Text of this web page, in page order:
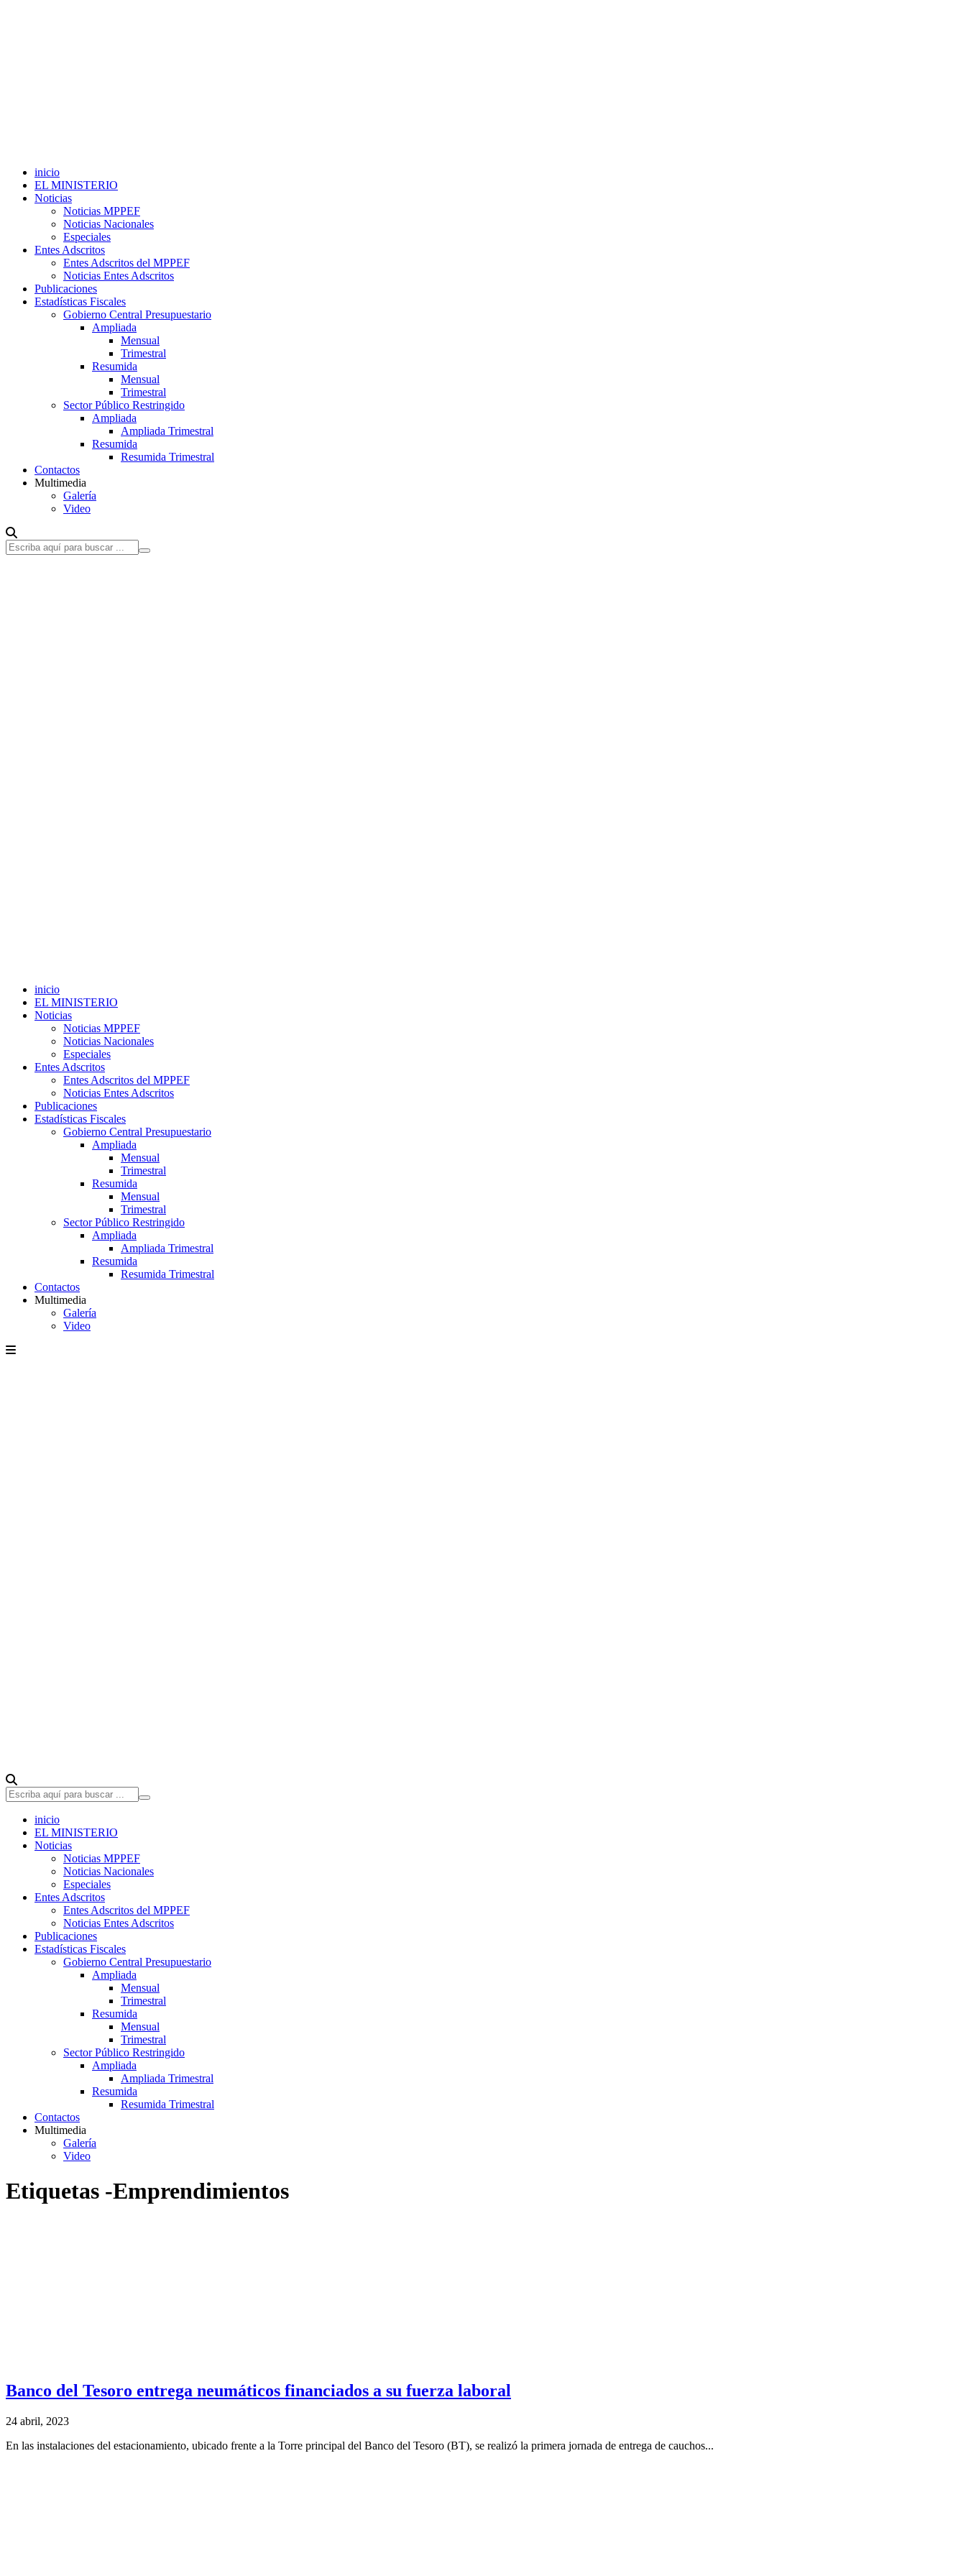
inicio
EL MINISTERIO
Noticias
Noticias MPPEF
Noticias Nacionales
Especiales
Entes Adscritos
Entes Adscritos del MPPEF
Noticias Entes Adscritos
Publicaciones
Estadísticas Fiscales
Gobierno Central Presupuestario
Ampliada
Mensual
Trimestral
Resumida
Mensual
Trimestral
Sector Público Restringido
Ampliada
Ampliada Trimestral
Resumida
Resumida Trimestral
Contactos
Multimedia
Galería
Video
inicio
EL MINISTERIO
Noticias
Noticias MPPEF
Noticias Nacionales
Especiales
Entes Adscritos
Entes Adscritos del MPPEF
Noticias Entes Adscritos
Publicaciones
Estadísticas Fiscales
Gobierno Central Presupuestario
Ampliada
Mensual
Trimestral
Resumida
Mensual
Trimestral
Sector Público Restringido
Ampliada
Ampliada Trimestral
Resumida
Resumida Trimestral
Contactos
Multimedia
Galería
Video
inicio
EL MINISTERIO
Noticias
Noticias MPPEF
Noticias Nacionales
Especiales
Entes Adscritos
Entes Adscritos del MPPEF
Noticias Entes Adscritos
Publicaciones
Estadísticas Fiscales
Gobierno Central Presupuestario
Ampliada
Mensual
Trimestral
Resumida
Mensual
Trimestral
Sector Público Restringido
Ampliada
Ampliada Trimestral
Resumida
Resumida Trimestral
Contactos
Multimedia
Galería
Video
Etiquetas -Emprendimientos
Banco del Tesoro entrega neumáticos financiados a su fuerza laboral
24 abril, 2023
En las instalaciones del estacionamiento, ubicado frente a la Torre principal del Banco del Tesoro (BT), se realizó la primera jornada de entrega de cauchos...